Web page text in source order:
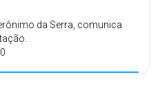
da Serra, comunica